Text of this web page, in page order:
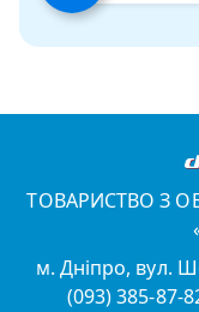
ТОВАРИСТВО З
м. Дніпро, вул.
(093) 385-87-